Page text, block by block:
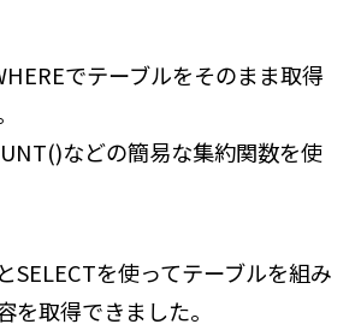
でテーブルをそのまま取得
などの簡易な集約関数を使
SELECTを使ってテーブルを組み
を取得できました。